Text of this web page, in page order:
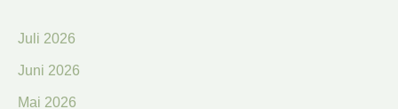
Juli 2026
Juni 2026
Mai 2026